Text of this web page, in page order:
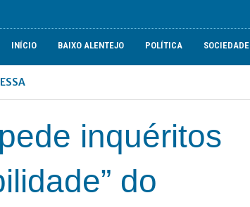
INÍCIO BAIXO ALENTEJO POLÍTICA SOCIEDADE
inquéritos
do